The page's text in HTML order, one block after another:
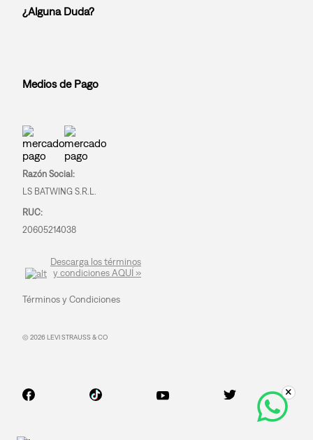
¿Alguna Duda?
Medios de Pago
Razón Social:
LS BATWING S.R.L.
RUC:
20605214038
Descarga los términos
y condiciones AQUÍ »
Términos y Condiciones
© 2026 LEVI STRAUSS & CO